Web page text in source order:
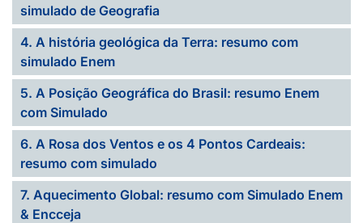
simulado de Geografia
4. A história geológica da Terra: resumo com
simulado Enem
5. A Posição Geográfica do Brasil: resumo Enem
com Simulado
6. A Rosa dos Ventos e os 4 Pontos Cardeais:
resumo com simulado
7. Aquecimento Global: resumo com Simulado Enem
& Encceja